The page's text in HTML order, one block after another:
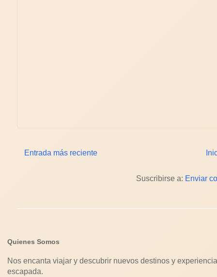
Entrada más reciente
Suscribirse a: Enviar
Quienes Somos
Nos encanta viajar y descubrir nuevos destinos y
escapada.